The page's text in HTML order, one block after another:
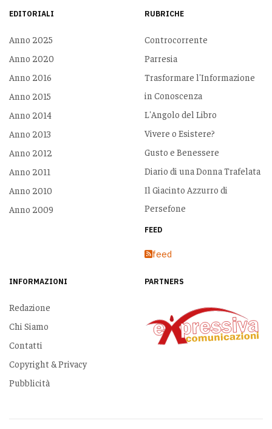
EDITORIALI
Anno 2025
Anno 2020
Anno 2016
Anno 2015
Anno 2014
Anno 2013
Anno 2012
Anno 2011
Anno 2010
Anno 2009
RUBRICHE
Controcorrente
Parresia
Trasformare l'Informazione
in Conoscenza
L'Angolo del Libro
Vivere o Esistere?
Gusto e Benessere
Diario di una Donna Trafelata
Il Giacinto Azzurro di
Persefone
FEED
feed
INFORMAZIONI
Redazione
Chi Siamo
Contatti
Copyright & Privacy
Pubblicità
PARTNERS